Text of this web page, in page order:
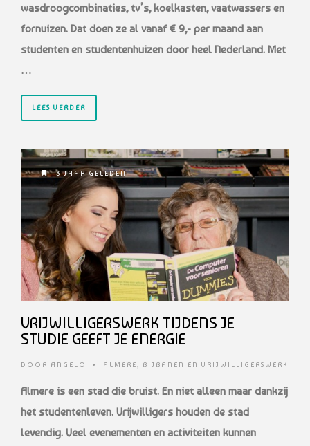
wasdroogcombinaties, tv’s, koelkasten, vaatwassers en
fornuizen. Dat doen ze al vanaf € 9,- per maand aan
studenten en studentenhuizen door heel Nederland. Met
…
LEES VERDER
3 JAAR GELEDEN
VRIJWILLIGERSWERK TIJDENS JE
STUDIE GEEFT JE ENERGIE
DOOR ANGELO • ALMERE, BIJBANEN EN VRIJWILLIGERSWERK
Almere is een stad die bruist. En niet alleen maar dankzij
het studentenleven. Vrijwilligers houden de stad
levendig. Veel evenementen en activiteiten kunnen